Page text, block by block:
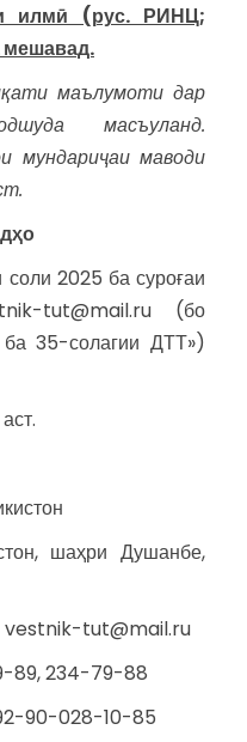
илмӣ (рус. РИНЦ;
мешавад.
маълумоти дар
масъуланд.
мундариҷаи маводи
2025 ба суроғаи
tut@mail.ru (бо
35-солагии ДТТ»)
шаҳри Душанбе,
vestnik-tut@mail.ru
89, 234-79-88
90-028-10-85